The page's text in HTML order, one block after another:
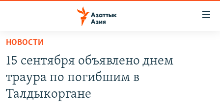
Вернуться
основному
содержанию
Вернутся
ЦЕНТРАЛЬНАЯ АЗИЯ
ВОЙНА В УКРАИНЕ
НОВОСТИ
15 сентября объявлено днем
траура по погибшим в
Талдыкоргане